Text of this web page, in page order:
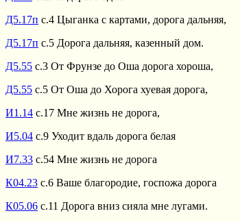
Д5.17п с.4 Цыганка с картами, дорога дальняя,
Д5.17п с.5 Дорога дальняя, казенный дом.
Д5.55 с.3 От Фрунзе до Оша дорога хороша,
Д5.55 с.5 От Оша до Хорога хуевая дорога,
И1.14 с.17 Мне жизнь не дорога,
И5.04 с.9 Уходит вдаль дорога белая
И7.33 с.54 Мне жизнь не дорога
К04.23 с.6 Ваше благородие, госпожа дорога
К05.06 с.11 Дорога вниз сияла мне лугами.